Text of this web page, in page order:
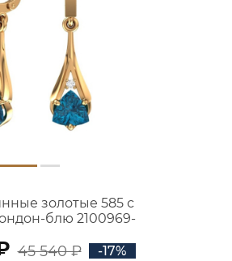
золотые 585 с
блю 2100969-
45 540 ₽ -17%